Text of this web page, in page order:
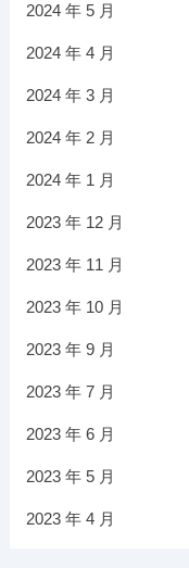
2024 年 5 月
2024 年 4 月
2024 年 3 月
2024 年 2 月
2024 年 1 月
2023 年 12 月
2023 年 11 月
2023 年 10 月
2023 年 9 月
2023 年 7 月
2023 年 6 月
2023 年 5 月
2023 年 4 月